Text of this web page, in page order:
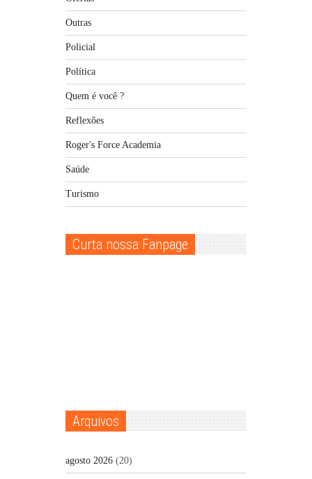
Outras
Policial
Política
Quem é você ?
Reflexões
Roger's Force Academia
Saúde
Turismo
Curta nossa Fanpage
Arquivos
agosto 2026 (20)